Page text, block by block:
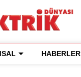
HABERLER